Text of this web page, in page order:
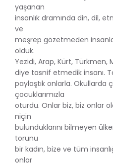
yaşanan
insanlık dramında din, dil,
ve
meşrep gözetmeden
olduk.
Yezidi, Arap, Kürt, Türkmen,
diye tasnif etmedik insanı.
paylaştık onlarla. Okullarda
çocuklarımızla
oturdu. Onlar biz, biz onlar
niçin
bulunduklarını bilmeyen
torunu
bir kadın, bize ve tüm
onlar